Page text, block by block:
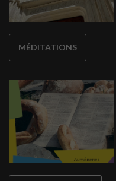
MÉDITATIONS